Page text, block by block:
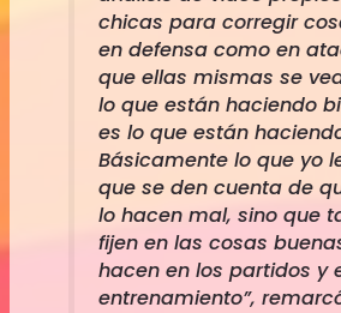
chicas para corregir
en defensa como en
que ellas mismas se
lo que están haciendo
es lo que están
Básicamente lo que yo
que se den cuenta de
lo hacen mal, sino que
fijen en las cosas
hacen en los partidos y
entrenamiento”,